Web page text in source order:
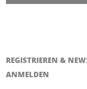
REGISTRIEREN &
ANMELDEN